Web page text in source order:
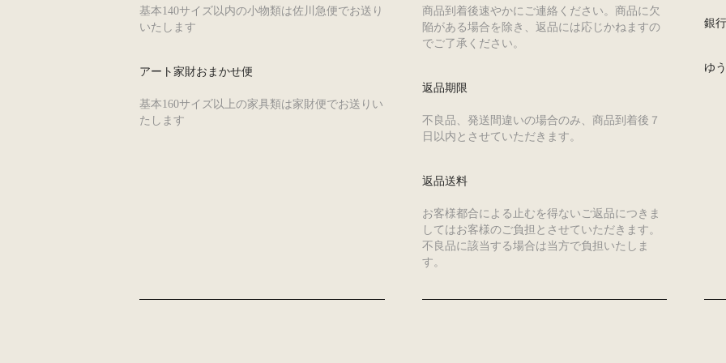
基本140サイズ以内の小物類は佐川急便でお送り
いたします
アート家財おまかせ便
基本160サイズ以上の家具類は家財便でお送りい
たします
商品到着後速やかにご連絡ください。商品に欠
陥がある場合を除き、返品には応じかねますの
でご了承ください。
返品期限
不良品、発送間違いの場合のみ、商品到着後７
日以内とさせていただきます。
返品送料
お客様都合による止むを得ないご返品につきま
してはお客様のご負担とさせていただきます。
不良品に該当する場合は当方で負担いたしま
す。
銀
ゆ